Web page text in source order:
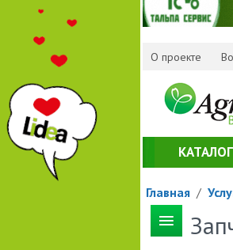
О проекте
КАТАЛОГ
Главная /